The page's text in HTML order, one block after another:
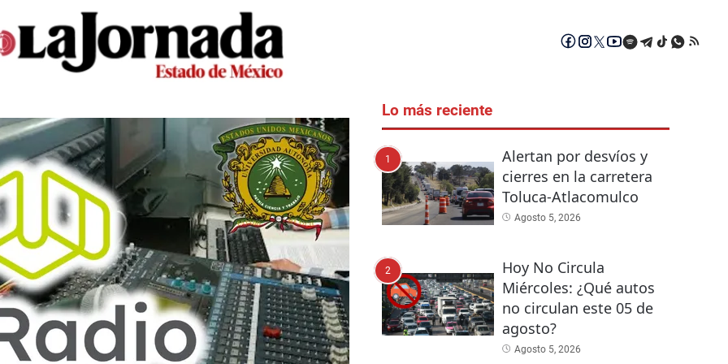
Lo más reciente
1
Alertan por desvíos y
cierres en la carretera
Toluca-Atlacomulco
Agosto 5, 2026
2
Hoy No Circula
Miércoles: ¿Qué autos
no circulan este 05 de
agosto?
Agosto 5, 2026